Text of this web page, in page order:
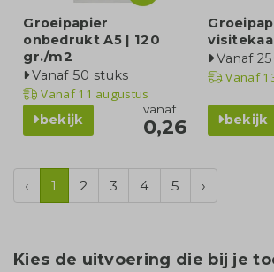
Groeipapier
onbedrukt A5 | 120
gr./m2
Vanaf 50 stuks
Vanaf11 augustus
bekijk
vanaf
0,26
Vanaf
Vanaf
bekijk
‹ 1 2 3 4 5 ›
Kies de uitvoering die bij je